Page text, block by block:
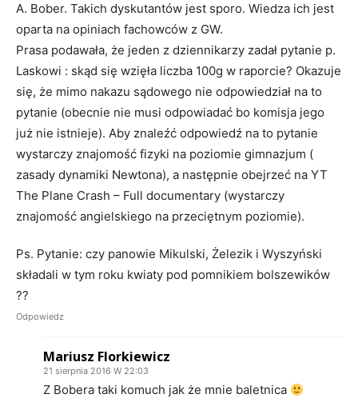
A. Bober. Takich dyskutantów jest sporo. Wiedza ich jest
oparta na opiniach fachowców z GW.
Prasa podawała, że jeden z dziennikarzy zadał pytanie p.
Laskowi : skąd się wzięła liczba 100g w raporcie? Okazuje
się, że mimo nakazu sądowego nie odpowiedział na to
pytanie (obecnie nie musi odpowiadać bo komisja jego
już nie istnieje). Aby znaleźć odpowiedź na to pytanie
wystarczy znajomość fizyki na poziomie gimnazjum (
zasady dynamiki Newtona), a następnie obejrzeć na YT
The Plane Crash – Full documentary (wystarczy
znajomość angielskiego na przeciętnym poziomie).
Ps. Pytanie: czy panowie Mikulski, Żelezik i Wyszyński
składali w tym roku kwiaty pod pomnikiem bolszewików
??
Odpowiedz
Mariusz Florkiewicz
21 sierpnia 2016 W 22:03
Z Bobera taki komuch jak że mnie baletnica